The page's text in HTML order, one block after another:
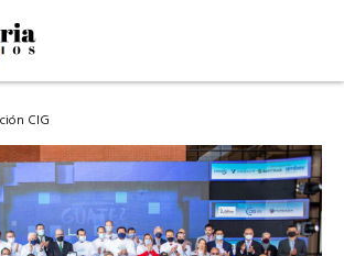
CIG